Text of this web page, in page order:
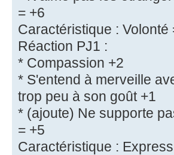
= +6
Caractéristique : Volonté
Réaction PJ1 :
* Compassion +2
* S'entend à merveille
trop peu à son goût +1
* (ajoute) Ne supporte
= +5
Caractéristique :